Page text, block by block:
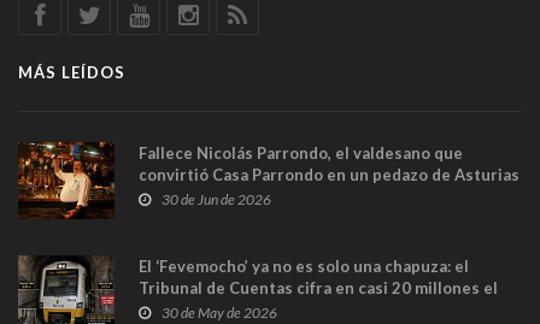
MÁS LEÍDOS
Fallece Nicolás Parrondo, el valdesano que
convirtió Casa Parrondo en un pedazo de Asturias
en Madrid
30 de Jun de 2026
El ‘Fevemocho’ ya no es solo una chapuza: el
Tribunal de Cuentas cifra en casi 20 millones el
sobrecoste de los trenes que no cabían por los
30 de May de 2026